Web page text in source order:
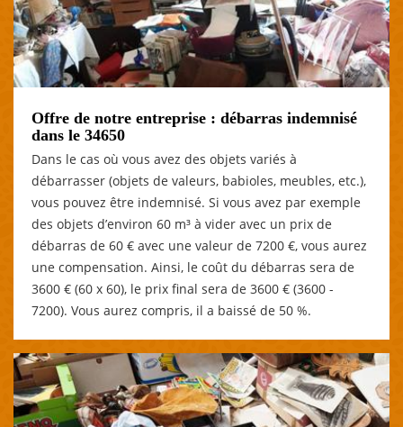
Offre de notre entreprise : débarras indemnisé
dans le 34650
Dans le cas où vous avez des objets variés à
débarrasser (objets de valeurs, babioles, meubles, etc.),
vous pouvez être indemnisé. Si vous avez par exemple
des objets d’environ 60 m³ à vider avec un prix de
débarras de 60 € avec une valeur de 7200 €, vous aurez
une compensation. Ainsi, le coût du débarras sera de
3600 € (60 x 60), le prix final sera de 3600 € (3600 -
7200). Vous aurez compris, il a baissé de 50 %.